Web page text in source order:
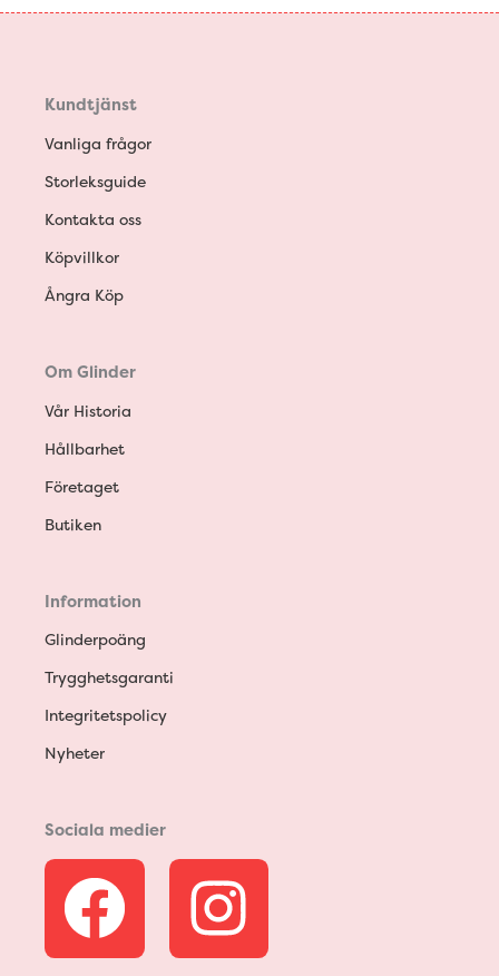
Kundtjänst
Vanliga frågor
Storleksguide
Kontakta oss
Köpvillkor
Ångra Köp
Om Glinder
Vår Historia
Hållbarhet
Företaget
Butiken
Information
Glinderpoäng
Trygghetsgaranti
Integritetspolicy
Nyheter
Sociala medier
F
a
I
n